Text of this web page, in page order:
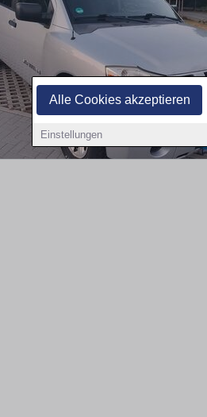
Alle Cookies akzeptieren
Einstellungen